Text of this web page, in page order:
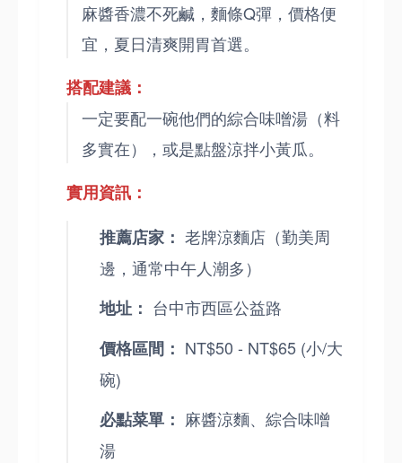
麻醬香濃不死鹹，麵條Q彈，價格便
宜，夏日清爽開胃首選。
搭配建議：
一定要配一碗他們的綜合味噌湯（料
多實在），或是點盤涼拌小黃瓜。
實用資訊：
推薦店家： 老牌涼麵店（勤美周
邊，通常中午人潮多）
地址： 台中市西區公益路
價格區間： NT$50 - NT$65 (小/大
碗)
必點菜單： 麻醬涼麵、綜合味噌
湯